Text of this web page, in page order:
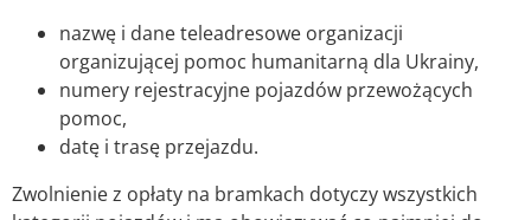
nazwę i dane teleadresowe organizacji
organizującej pomoc humanitarną dla Ukrainy,
numery rejestracyjne pojazdów przewożących
pomoc,
datę i trasę przejazdu.
Zwolnienie z opłaty na bramkach dotyczy wszystkich